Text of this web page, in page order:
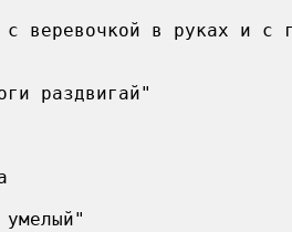
веревочкой в руках и с
раздвигай"